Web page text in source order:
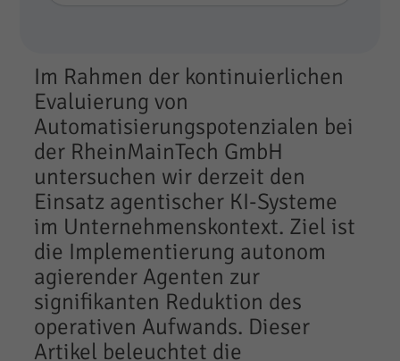
Im Rahmen der kontinuierlichen
Evaluierung von
Automatisierungspotenzialen bei
der RheinMainTech GmbH
untersuchen wir derzeit den
Einsatz agentischer KI-Systeme
im Unternehmenskontext. Ziel ist
die Implementierung autonom
agierender Agenten zur
signifikanten Reduktion des
operativen Aufwands. Dieser
Artikel beleuchtet die